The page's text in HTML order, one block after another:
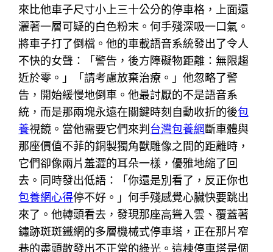
來比他車子尺寸小上三十公分的停車格，上面還
灑著一層可疑的白色粉末。何手殘深吸一口氣。
將車子打了倒檔。他的車載語音系統發出了令人
不快的女聲：「警告，後方障礙物距離：無限趨
近於零。」「請考慮放棄治療。」他忽略了警
告，開始緩慢地倒車。他最討厭的不是語音系
統，而是那兩塊永遠在關鍵時刻自動收折的後包
養視鏡。當他需要它們來判 台灣包養網斷車體與
那座價值不菲的銅製獨角獸雕像之間的距離時，
它們卻像兩片羞澀的耳朵一樣，優雅地縮了回
去。同時發出低語：「你還是別看了，反正你也
包養網心得停不好。」何手殘感覺心臟快要跳出
來了。他轉頭看去，發現那座高聳入雲、覆蓋著
鏽跡斑斑鐵網的多層機械式停車塔，正在那片窄
巷的盡頭散發出不正常的綠光。這棟停車塔是個